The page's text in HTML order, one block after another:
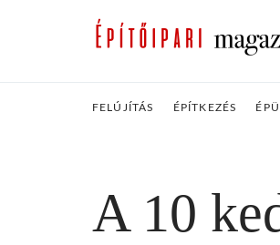
FELÚJÍTÁS ÉPÍTKEZÉS
A 10